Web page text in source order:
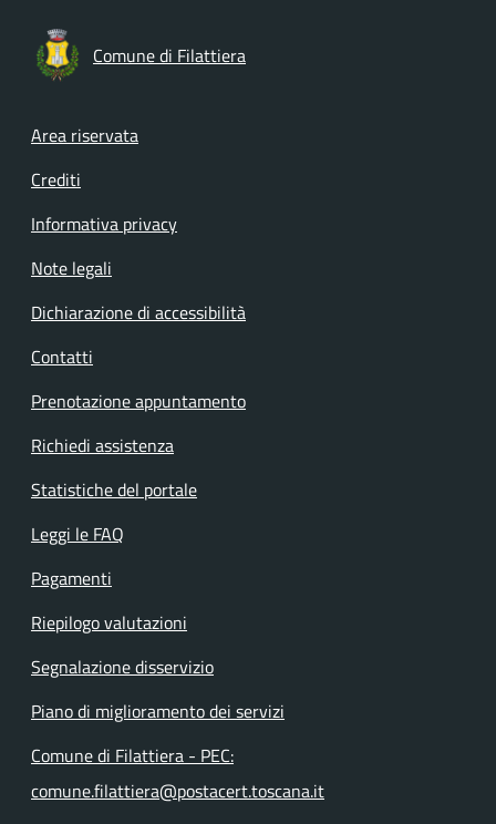
Comune di Filattiera
Footer menu
Area riservata
Crediti
Informativa privacy
Note legali
Dichiarazione di accessibilità
Contatti
Prenotazione appuntamento
Richiedi assistenza
Statistiche del portale
Leggi le FAQ
Pagamenti
Riepilogo valutazioni
Segnalazione disservizio
Piano di miglioramento dei servizi
Comune di Filattiera - PEC:
comune.filattiera@postacert.toscana.it